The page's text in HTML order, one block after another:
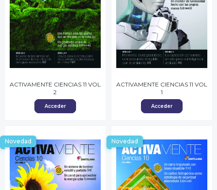
ACTIVAMENTE CIENCIAS 11 VOL
2
Acceder
ACTIVAMENTE CIENCIAS 11 VOL
1
Acceder
Novedad Novedad